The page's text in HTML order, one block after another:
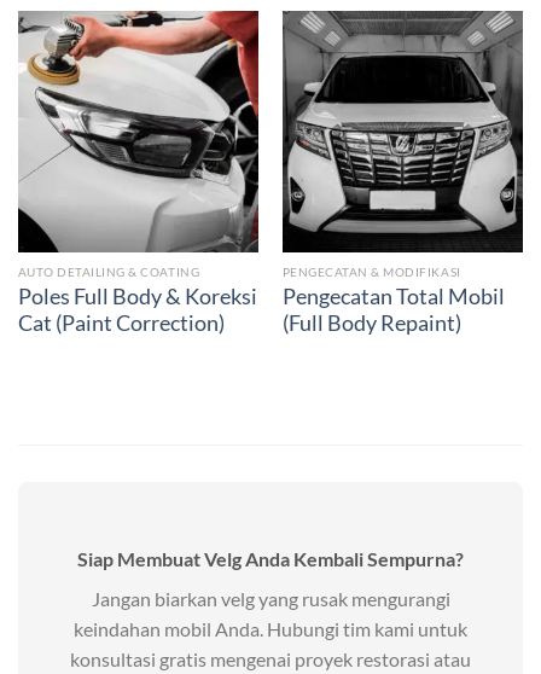
AUTO DETAILING & COATING
Poles Full Body & Koreksi
Cat (Paint Correction)
PENGECATAN & MODIFIKASI
Pengecatan Total Mobil
(Full Body Repaint)
Siap Membuat Velg Anda Kembali Sempurna?
Jangan biarkan velg yang rusak mengurangi
keindahan mobil Anda. Hubungi tim kami untuk
konsultasi gratis mengenai proyek restorasi atau